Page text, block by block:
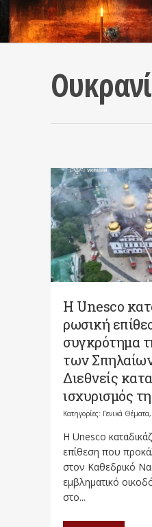
Η Unesco
ρωσική
συγκρότημα
των
Διεθνείς
ισχυρισμός
Κατηγορίες: Γενικά Θέματα,
Η Unesco
επίθεση που
στον Καθεδρικό
εμβληματικό
στο...